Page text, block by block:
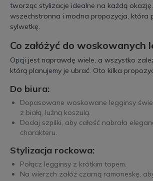
tworząc stylizacje idealne na każdą
wszechstronna i modna propozycja, która
sylwetkę.
Co załóżyć do woskowanych
Opcji jest naprawdę wiele, a wszystko
którą planujemy je ubrać. Oto kilka
Do biura:
Dopasowane woskowane legginsy
z białą, luźną koszulą.
Dodaj szpilki, aby całość nabrała
charakteru.
Stylizacja rockowa:
Połącz legginsy z krótkim topem.
Na wierzch załóż czarną ramoneskę,